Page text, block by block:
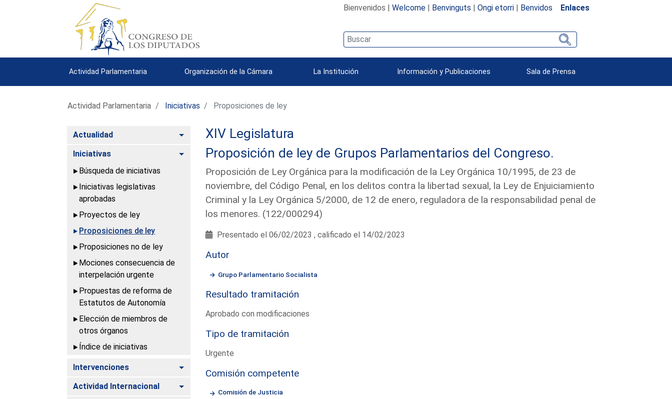
Bienvenidos | Welcome| Benvinguts | Ongi etorri| Benvidos Enlaces
Actividad Parlamentaria Organización de la Cámara La Institución Información y Publicaciones Sala de Prensa
Actividad Parlamentaria Iniciativas Proposiciones de ley
Actualidad Alternar
Iniciativas
Alternar
Búsqueda de iniciativas
Iniciativas legislativas
aprobadas
Proyectos de ley
Proposiciones de ley
Proposiciones no de ley
Mociones consecuencia de
interpelación urgente
Propuestas de reforma de
Estatutos de Autonomía
Elección de miembros de
otros órganos
Índice de iniciativas
Intervenciones Alternar
Actividad Internacional Alternar
XIV Legislatura
Proposición de ley de Grupos Parlamentarios del Congreso.
Proposición de Ley Orgánica para la modificación de la Ley Orgánica 10/1995, de 23 de
noviembre, del Código Penal, en los delitos contra la libertad sexual, la Ley de Enjuiciamiento
Criminal y la Ley Orgánica 5/2000, de 12 de enero, reguladora de la responsabilidad penal de
los menores. (122/000294)
Presentado el 06/02/2023 , calificado el 14/02/2023
Autor
Grupo Parlamentario Socialista
Resultado tramitación
Aprobado con modificaciones
Tipo de tramitación
Urgente
Comisión competente
Comisión de Justicia